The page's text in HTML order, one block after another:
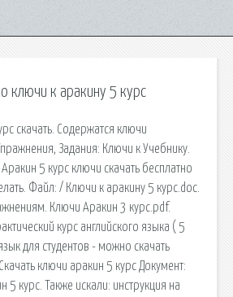
ключи к аракину 5 курс
скачать. Содержатся ключи
Задания: Ключи к Учебнику.
5 курс ключи скачать бесплатно
Файл: / Ключи к аракину 5 курс.doc.
Ключи Аракин 3 курс.pdf.
курс английского языка ( 5
для студентов - можно скачать
ключи аракин 5 курс Документ:
5 курс. Также искали: инструкция на